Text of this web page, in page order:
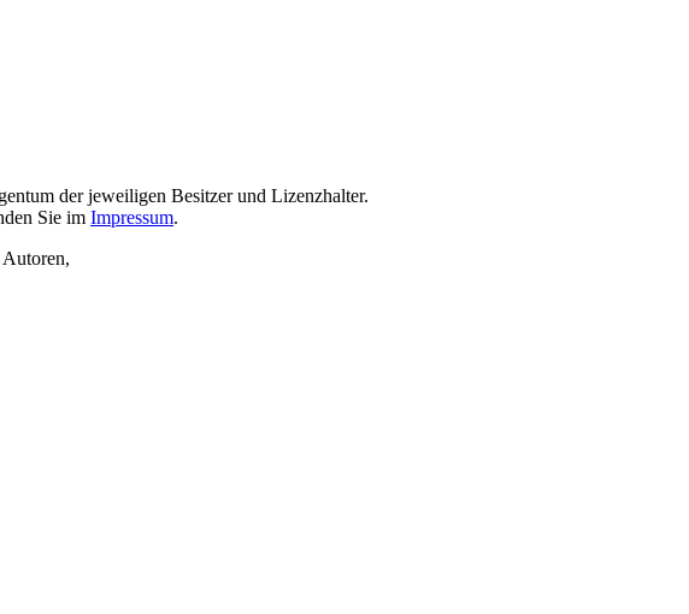
der jeweiligen Besitzer und Lizenzhalter.
Sie im Impressum.